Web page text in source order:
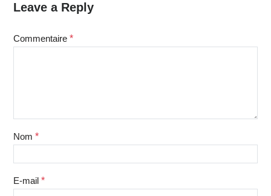
Leave a Reply
Commentaire *
Nom *
E-mail *